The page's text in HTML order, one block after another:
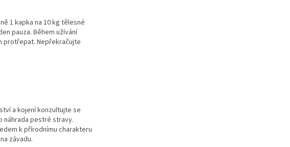
1 kapka na 10 kg tělesné
pauza. Během užívání
protřepat. Nepřekračujte
a kojení konzultujte se
náhrada pestré stravy.
k přírodnímu charakteru
závadu.